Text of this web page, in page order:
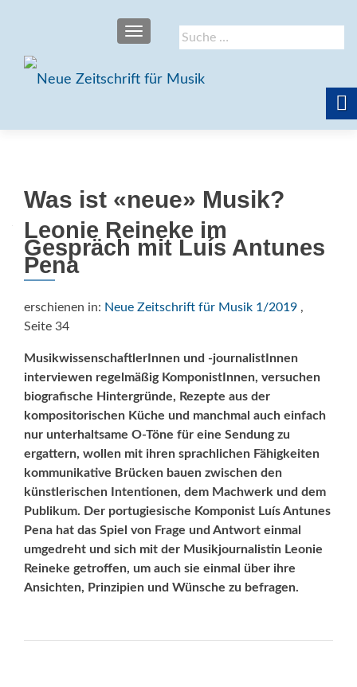
Suche
nach:
SCHALTE NAVIGATION
Was ist «neue» Musik?
Leonie Reineke im
Gespräch mit Luís Antunes
Pena
erschienen in: Neue Zeitschrift für Musik 1/2019 ,
Seite 34
MusikwissenschaftlerInnen und -journalistInnen
interviewen regelmäßig KomponistInnen, versuchen
biografische Hintergründe, Rezepte aus der
kompositorischen Küche und manchmal auch einfach
nur unterhaltsame O-Töne für eine Sendung zu
ergattern, wollen mit ihren sprachlichen Fähigkeiten
kommunikative Brücken bauen zwischen den
künstlerischen Intentionen, dem Machwerk und dem
Publikum. Der portugiesische Komponist Luís Antunes
Pena hat das Spiel von Frage und Antwort einmal
umgedreht und sich mit der Musikjournalistin Leonie
Reineke getroffen, um auch sie einmal über ihre
Ansichten, Prinzipien und Wünsche zu befragen.